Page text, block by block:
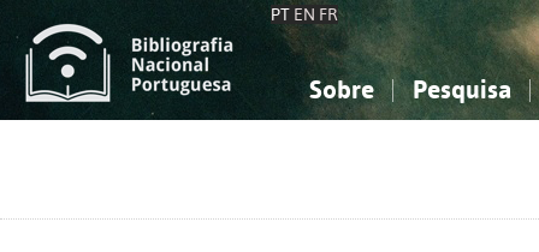
PT EN FR
Sobre Pesquisa